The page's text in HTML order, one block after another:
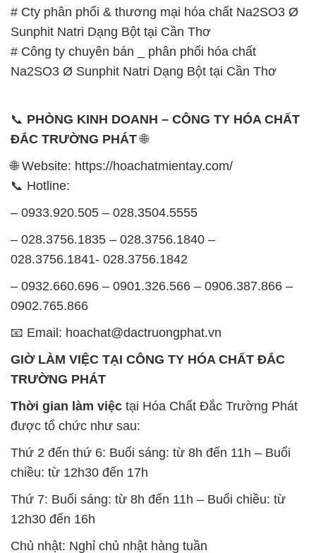
# Cty phân phối & thương mại hóa chất Na2SO3 Ø
Sunphit Natri Dạng Bột tại Cần Thơ
# Công ty chuyên bán _ phân phối hóa chất
Na2SO3 Ø Sunphit Natri Dạng Bột tại Cần Thơ
📞 PHÒNG KINH DOANH – CÔNG TY HÓA CHẤT
ĐẮC TRƯỜNG PHÁT🌐
🌐 Website: https://hoachatmientay.com/
📞 Hotline:
– 0933.920.505 – 028.3504.5555
– 028.3756.1835 – 028.3756.1840 –
028.3756.1841- 028.3756.1842
– 0932.660.696 – 0901.326.566 – 0906.387.866 –
0902.765.866
📧 Email: hoachat@dactruongphat.vn
GIỜ LÀM VIỆC TẠI CÔNG TY HÓA CHẤT ĐẮC
TRƯỜNG PHÁT
Thời gian làm việc tại Hóa Chất Đắc Trường Phát
được tổ chức như sau:
Thứ 2 đến thứ 6: Buổi sáng: từ 8h đến 11h – Buổi
chiều: từ 12h30 đến 17h
Thứ 7: Buổi sáng: từ 8h đến 11h – Buổi chiều: từ
12h30 đến 16h
Chủ nhật: Nghỉ chủ nhật hàng tuần